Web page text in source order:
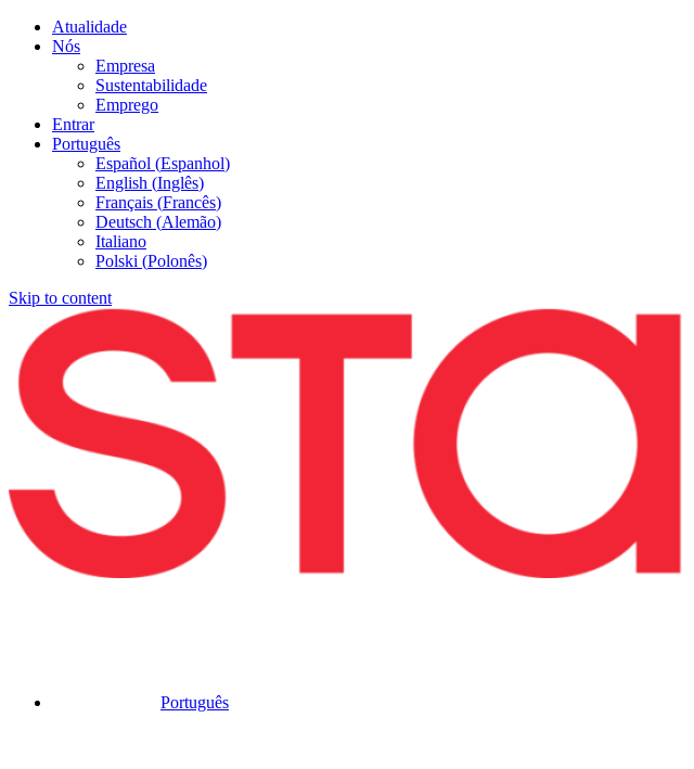
Atualidade
Nós
Empresa
Sustentabilidade
Emprego
Entrar
Português
Español (Espanhol)
English (Inglês)
Français (Francês)
Deutsch (Alemão)
Italiano
Polski (Polonês)
Skip to content
Português